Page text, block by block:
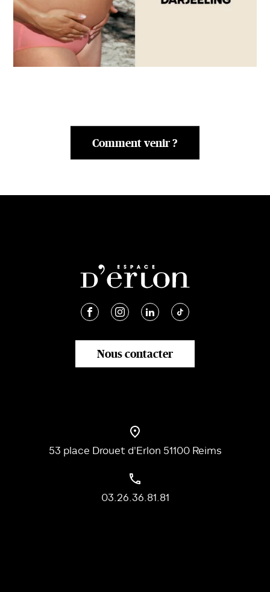
Comment venir ?
Nous contacter
53 place Drouet d'Erlon 51100 Reims
03.26.36.81.81